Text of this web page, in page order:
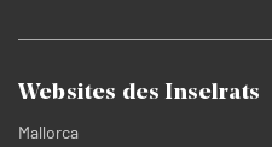
Websites des Inselrats
Mallorca